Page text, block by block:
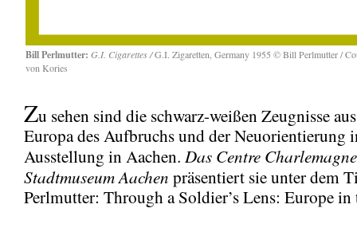
Bill Perlmutter: G.I. Cigarettes /G.I. Zigaretten, Germany 1955 © Bill Perlmutter /
von Kories
Zu sehen sind die schwarz-weißen Zeugnisse
Europa des Aufbruchs und der Neuorientierung
Ausstellung in Aachen. Das Centre
Stadtmuseum Aachen präsentiert sie unter dem
Perlmutter: Through a Soldier’s Lens: Europe in